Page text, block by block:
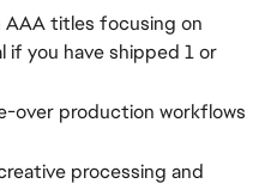
AAA titles focusing on
if you have shipped 1 or
over production workflows
processing and